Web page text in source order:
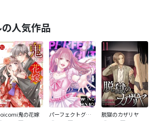
人気作品
鬼の花嫁
パーフェクトグリッター
脱獄のカザリヤ